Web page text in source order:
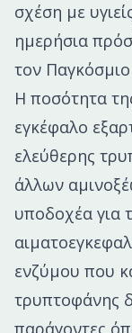
σχέση με
ημερήσια
τον
Η ποσότητα
εγκέφαλο
ελεύθερης
άλλων
υποδοχέα για
ενζύμου που
τρυπτοφάνης
παράγοντες